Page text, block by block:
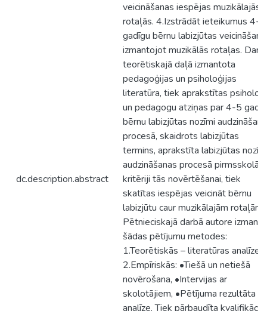
dc.description.abstract
veicināšanas iespējas muzikālajās
rotaļās. 4.Izstrādāt ieteikumus 4-5
gadīgu bērnu labizjūtas
izmantojot muzikālās rotaļas.
teorētiskajā daļā izmantota
pedagoģijas un psiholoģijas
literatūra, tiek aprakstītas
un pedagogu atziņas par 4-5
bērnu labizjūtas nozīmi
procesā, skaidrots labizjūtas
termins, aprakstīta labizjūtas
audzināšanas procesā pirmsskolā
kritēriji tās novērtēšanai, tiek
skatītas iespējas veicināt bērnu
labizjūtu caur muzikālajām rotaļām.
Pētnieciskajā darbā autore izmanto
šādas pētījumu metodes:
1.Teorētiskās – literatūras analīze;
2.Empīriskās: •Tiešā un netiešā
novērošana, •Intervijas ar
skolotājiem, •Pētījuma rezultāta
analīze. Tiek pārbaudīta